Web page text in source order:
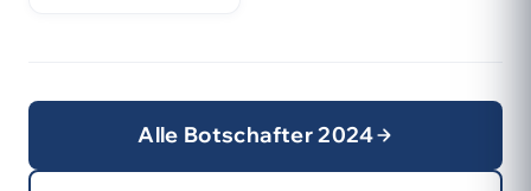
Alle Botschafter 2024